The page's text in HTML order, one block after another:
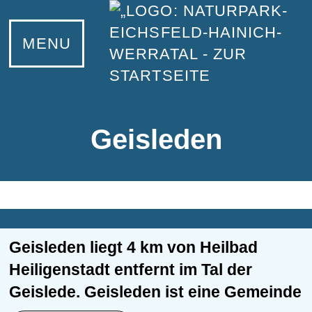
MENU
Geisleden
Geisleden liegt 4 km von Heilbad
Heiligenstadt entfernt im Tal der
Geislede. Geisleden ist eine Gemeinde